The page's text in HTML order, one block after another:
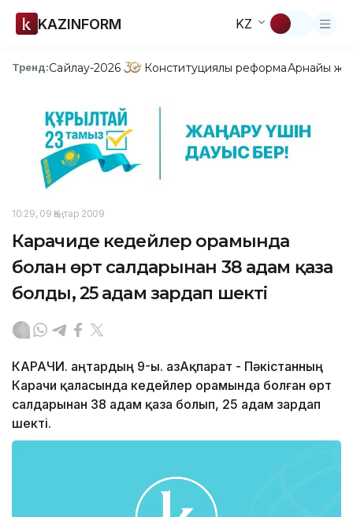
KAZINFORM KZ
Тренд:Сайлау-2026 Конституциялық реформаАрнайы
10:29, 09 Қаңтар 2009
Карачиде кедейлер орамында
болған өрт салдарынан 38 адам қаза
болды, 25 адам зардап шекті
КАРАЧИ. Қаңтардың 9-ы. ҚазАқпарат - Пәкістанның
Карачи қаласында кедейлер орамында болған өрт
салдарынан 38 адам қаза болып, 25 адам зардап
шекті.